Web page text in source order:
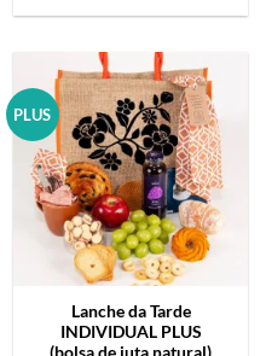
PLUS
Lanche da Tarde
INDIVIDUAL PLUS
(bolsa de juta natural)